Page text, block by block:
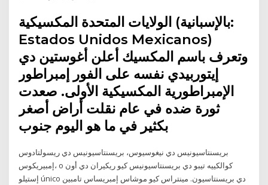
الولايات المتحدة المكسيكية (بالإسبانية:
Estados Unidos Mexicanos)‏
وتعرف باسم المكسيك أعلن أغوستين دي
إيتوربيدي نفسه على الفور إمبراطور
الإمبراطورية المكسيكية الأولى. صعدت
ثورة ضده في عام نقلت أراض أصغر
بكثير في ما هو اليوم جنوب
بريسنتاسيونيس دي نيغوسيوس، بريسنتاسيونيس دي ريسولتادوس
إمبيريكوس، o كوالكييه تيبو دي بريسنتاسيونيس كيو ريكيران دي أون
إستيلو único دي بريسنتاسيون. مينتراس كيو موشاس إمبريساس تامبين